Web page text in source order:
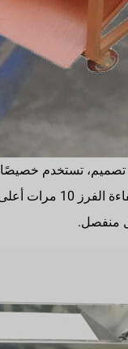
تستخدم خصيصًا
عالية جدًا،
منفصل.